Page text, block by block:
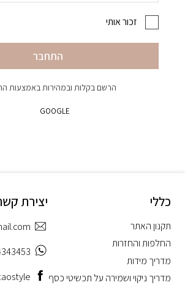
זכור אותי
התחבר
הרשם בקלות ובמהירות באמצעות
GOOGLE
כללי
תקנון האתר
החלפות והחזרות
מדריך מידות
מדריך ניקוי ושמירה על תכשיטי כסף
יצירת